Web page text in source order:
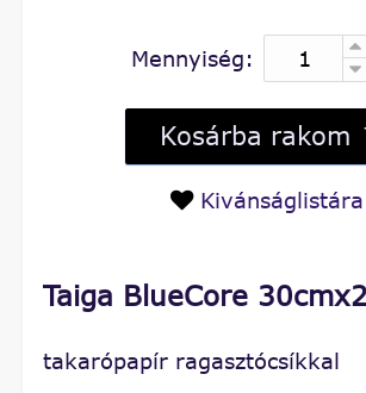
Taiga BlueCore
takarópapír ragasztócsíkkal
Mennyiség:
Kosárba rakom
Kivánságlistára